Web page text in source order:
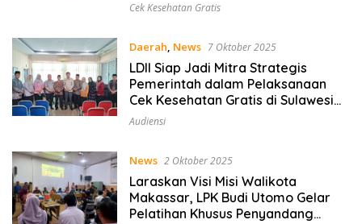
Cek Kesehatan Gratis
Daerah, News 7 Oktober 2025
LDII Siap Jadi Mitra Strategis
Pemerintah dalam Pelaksanaan
Cek Kesehatan Gratis di Sulawesi
Selatan
Audiensi
News 2 Oktober 2025
Laraskan Visi Misi Walikota
Makassar, LPK Budi Utomo Gelar
Pelatihan Khusus Penyandang